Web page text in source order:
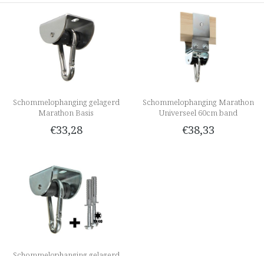
Schommelophanging gelagerd
Marathon Basis
€33,28
Schommelophanging Marathon
Universeel 60cm band
€38,33